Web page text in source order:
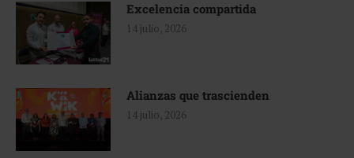
Excelencia compartida
14 julio, 2026
Alianzas que trascienden
14 julio, 2026